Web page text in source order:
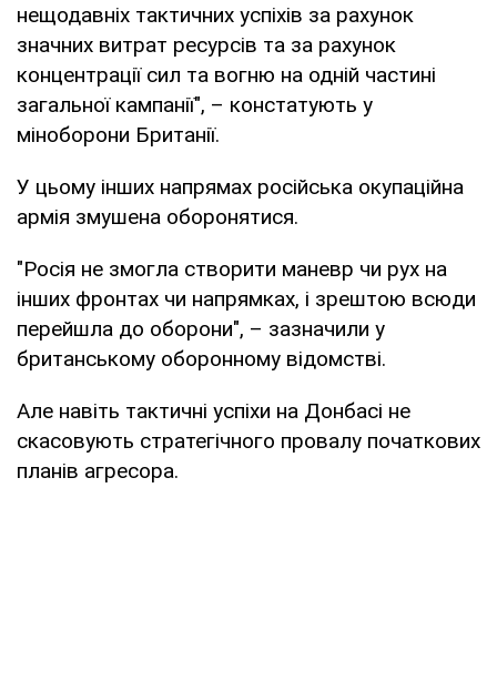
нещодавніх тактичних успіхів за рахунок
значних витрат ресурсів та за рахунок
концентрації сил та вогню на одній частині
загальної кампанії", – констатують у
міноборони Британії.
У цьому інших напрямах російська окупаційна
армія змушена оборонятися.
"Росія не змогла створити маневр чи рух на
інших фронтах чи напрямках, і зрештою всюди
перейшла до оборони", – зазначили у
британському оборонному відомстві.
Але навіть тактичні успіхи на Донбасі не
скасовують стратегічного провалу початкових
планів агресора.